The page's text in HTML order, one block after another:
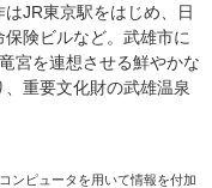
JR東京駅をはじめ、日
険ビルなど。武雄市に
宮を連想させる鮮やかな
重要文化財の武雄温泉
ンピュータを用いて情報を付加